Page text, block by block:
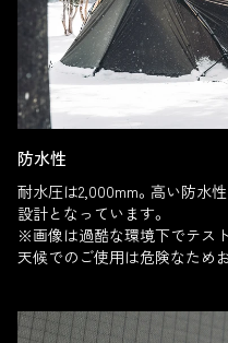
防水性
耐水圧は2,000mm。高い防水
設計となっています。
※画像は過酷な環境下でテス
天候でのご使用は危険なため